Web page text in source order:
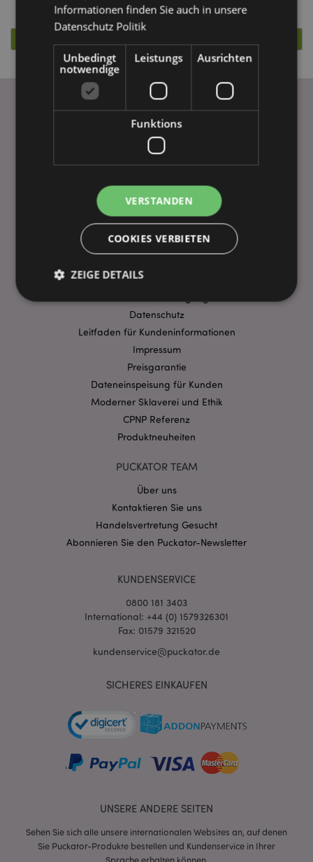
WICHTIGE INFORMATION
FAQ
Puckator DE EDC Nachrichten & Informationen
Neu! Homexpo Showroom Paris
Ausstellungen & Messen
Virtueller Ausstellungsraum
Datenschutz
Leitfaden für Kundeninformationen
Impressum
Preisgarantie
Dateneinspeisung für Kunden
Moderner Sklaverei und Ethik
CPNP Referenz
Produktneuheiten
PUCKATOR TEAM
Über uns
Kontaktieren Sie uns
Handelsvertretung Gesucht
Abonnieren Sie den Puckator-Newsletter
KUNDENSERVICE
0800 181 3403
International: +44 (0) 1579326301
Fax: 01579 321520
kundenservice@puckator.de
SICHERES EINKAUFEN
UNSERE ANDERE SEITEN
Sehen Sie sich alle unsere internationalen Websites an, auf denen
Sie Puckator-Produkte bestellen und Kundenservice in Ihrer
Informationen finden Sie auch in unsere
Datenschutz Politik
Unbedingt
notwendige
Leistungs Ausrichten
Funktions
VERSTANDEN
COOKIES VERBIETEN
ZEIGE DETAILS
Unbedingt notwendige
Leistungs
Ausrichten
Funktions
Streng-notwendige-Cookies ermöglichen
Kernfunktionen der Website wie die
Benutzeranmeldung und die Kontoverwaltung.
Ohne unbedingt notwendige cookies kann die
Website nicht richtig genutzt werden.
CookieScriptConsent
mage-cache-storage-section-
mage-messages